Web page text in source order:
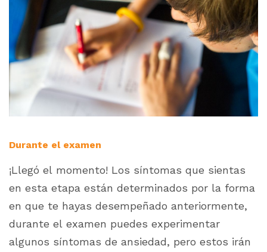
Durante el examen
¡Llegó el momento! Los síntomas que sientas
en esta etapa están determinados por la forma
en que te hayas desempeñado anteriormente,
durante el examen puedes experimentar
algunos síntomas de ansiedad, pero estos irán